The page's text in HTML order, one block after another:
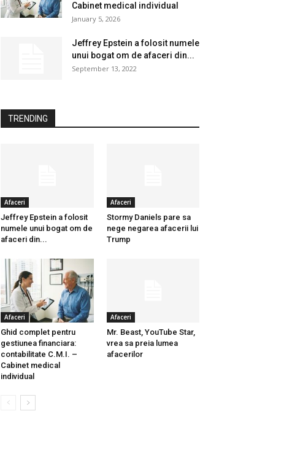
Cabinet medical individual
January 5, 2026
Jeffrey Epstein a folosit numele
unui bogat om de afaceri din...
September 13, 2022
TRENDING
Afaceri
Jeffrey Epstein a folosit
numele unui bogat om de
afaceri din...
Afaceri
Stormy Daniels pare sa
nege negarea afacerii lui
Trump
Afaceri
Ghid complet pentru
gestiunea financiara:
contabilitate C.M.I. –
Cabinet medical
individual
Afaceri
Mr. Beast, YouTube Star,
vrea sa preia lumea
afacerilor